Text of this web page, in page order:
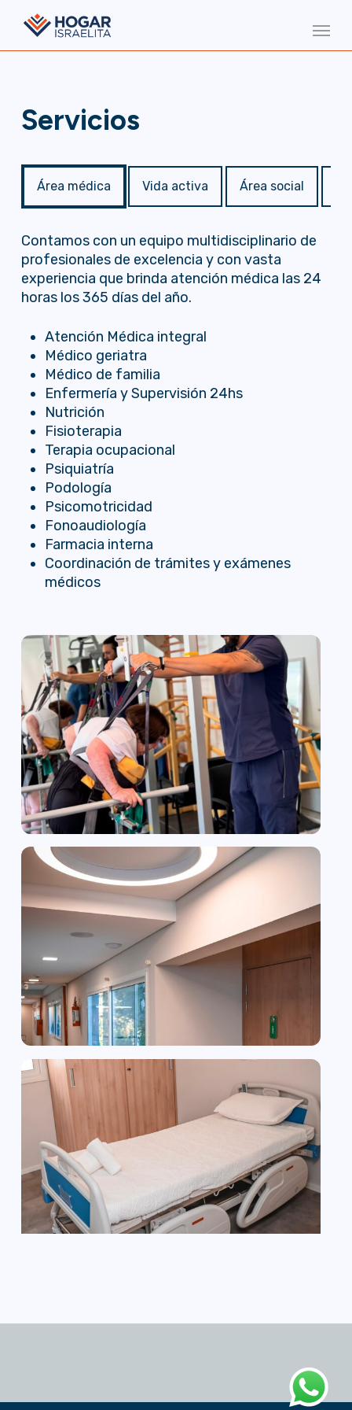
main
Menu
Servicios
Área médica Vida activa Área social
Contamos con un equipo multidisciplinario de
profesionales de excelencia y con vasta
experiencia que brinda atención médica las 24
horas los 365 días del año.
Atención Médica integral
Médico geriatra
Médico de familia
Enfermería y Supervisión 24hs
Nutrición
Fisioterapia
Terapia ocupacional
Psiquiatría
Podología
Psicomotricidad
Fonoaudiología
Farmacia interna
Coordinación de trámites y exámenes
médicos